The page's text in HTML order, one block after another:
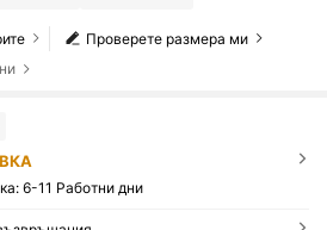
Проверете размера ми
6-11 Работни дни